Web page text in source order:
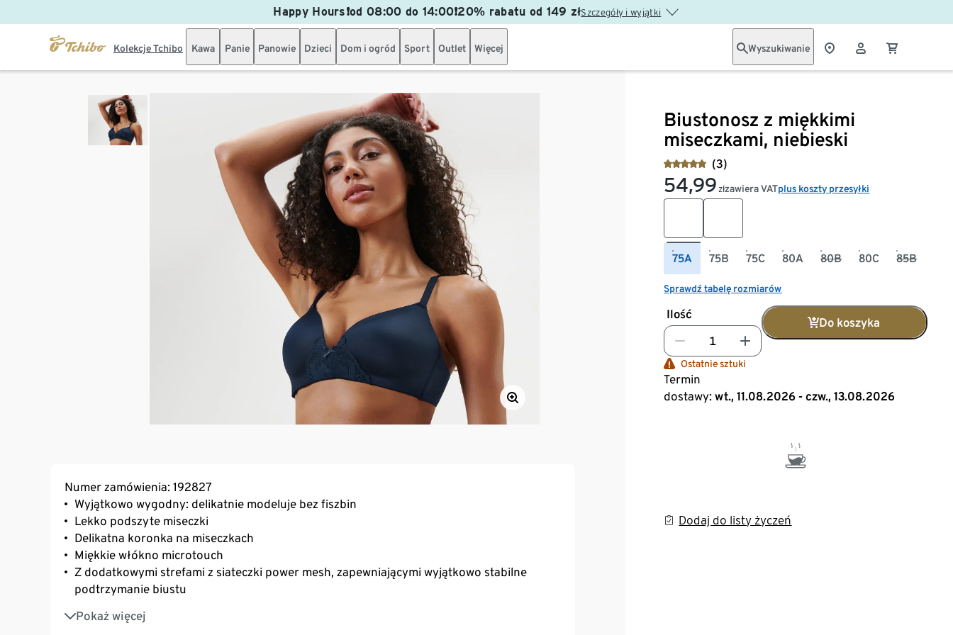
Happy Hours❗od 08:00 do 14:00❗20% rabatu od 149 złSzczegóły i wyjątki
Kolekcje Tchibo Kawa Panie Panowie Dzieci Dom i ogród Sport Outlet Więcej Wyszukiwanie
Biustonosz z miękkimi
miseczkami, niebieski
(3)
54,99 złzawiera VATplus koszty przesyłki
75A 75B 75C 80A 80B 80C 85B
Sprawdź tabelę rozmiarów
Ilość
Do koszyka
Ostatnie sztuki
Termin
dostawy: wt., 11.08.2026 - czw., 13.08.2026
Dodaj do listy życzeń
Numer zamówienia: 192827
Wyjątkowo wygodny: delikatnie modeluje bez fiszbin
Lekko podszyte miseczki
Delikatna koronka na miseczkach
Miękkie włókno microtouch
Z dodatkowymi strefami z siateczki power mesh, zapewniającymi wyjątkowo stabilne
podtrzymanie biustu
Pokaż więcej
Z zawartością wysokogatunkowego, markowego elastanu, zapewniającego trwałość i
wysoką wytrzymałość podczas prania